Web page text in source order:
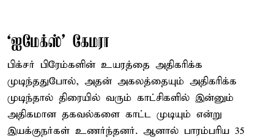
‘ஐமேக்ஸ்’ கேமரா
பிக்சர் பிரேம்களின் உயரத்தை அதிகரிக்க
முடிந்ததுபோல், அதன் அகலத்தையும் அதிகரிக்க
முடிந்தால் திரையில் வரும் காட்சிகளில் இன்னும்
அதிகமான தகவல்களை காட்ட முடியும் என்று
இயக்குநர்கள் உணர்ந்தனர். ஆனால் பாரம்பரிய 35